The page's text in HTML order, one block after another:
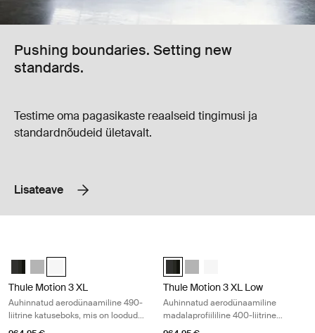
Pushing boundaries. Setting new
standards.
Testime oma pagasikaste reaalseid tingimusi ja
standardnõudeid ületavalt.
Lisateave
Thule Motion 3 XL Black Glossy
Thule Motion 3 XL Titan Glossy
Thule Motion 3 XL Valge (selected)
Thule Motion 3 XL
Auhinnatud aerodünaamiline 490-
liitrine katuseboks, mis on loodud
väliseiklusteks
Thule Motion 3 XL Low Black
Thule Motion 3 XL Low Titan
Thule Motion 3 XL Low
Auhinnatud aerodünaamiline
madalaprofiililine 400-liitrine
katuseboks